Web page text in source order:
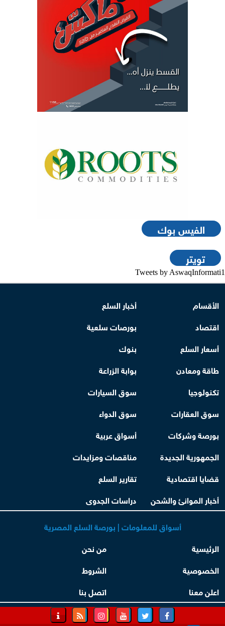
الفيس بوك
تويتر
Tweets by AswaqInformati1
الأقسام
أخبار السلع
اقتصاد
بورصات سلعية
أسعار السلع
بنوك
طاقة ومعادن
بوابة الزراعة
تكنولوجيا
سوق السيارات
سوق العقارات
سوق الدواء
بورصة وشركات
أسواق عربية
الجمهورية الجديدة
مناقصات ومزايدات
قضايا اقتصادية
تقارير السلع
أخبار الموانئ والشحن
دراسات الجدوى
أسواق للمعلومات | بورصة السلع المصرية
الرئيسية
من نحن
الخصوصية
الشروط
اعلن معنا
اتصل بنا